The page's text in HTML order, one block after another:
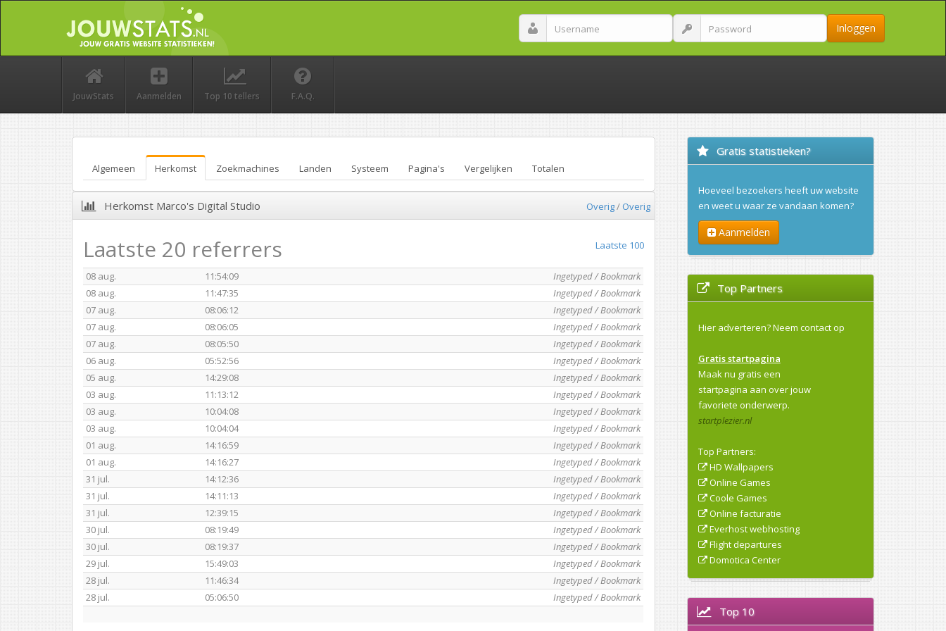
Inloggen
JouwStats Aanmelden Top 10 tellers F.A.Q.
Algemeen Herkomst Zoekmachines Landen Systeem Pagina's Vergelijken Totalen
Herkomst Marco's Digital Studio Overig/Overig
Laatste 100
Laatste 20 referrers
08 aug. 11:54:09
Ingetyped / Bookmark
08 aug.
11:47:35
Ingetyped / Bookmark
07 aug.
08:06:12
Ingetyped / Bookmark
07 aug.
08:06:05
Ingetyped / Bookmark
07 aug.
08:05:50
Ingetyped / Bookmark
06 aug.
05:52:56
Ingetyped / Bookmark
05 aug.
14:29:08
Ingetyped / Bookmark
03 aug.
11:13:12
Ingetyped / Bookmark
03 aug.
10:04:08
Ingetyped / Bookmark
03 aug.
10:04:04
Ingetyped / Bookmark
01 aug.
14:16:59
Ingetyped / Bookmark
01 aug.
14:16:27
Ingetyped / Bookmark
31 jul.
14:12:36
Ingetyped / Bookmark
31 jul.
14:11:13
Ingetyped / Bookmark
31 jul.
12:39:15
Ingetyped / Bookmark
30 jul.
08:19:49
Ingetyped / Bookmark
30 jul.
08:19:37
Ingetyped / Bookmark
29 jul.
15:49:03
Ingetyped / Bookmark
28 jul.
11:46:34
Ingetyped / Bookmark
28 jul.
05:06:50 Ingetyped / Bookmark
Gratis statistieken?
Hoeveel bezoekers heeft uw website
en weet u waar ze vandaan komen?
Aanmelden
Top Partners
Hier adverteren?Neem contact op
Gratis startpagina
Maak nu gratis een
startpagina aan over jouw
favoriete onderwerp.
startplezier.nl
Top Partners:
HD Wallpapers
Online Games
Coole Games
Online facturatie
Everhost webhosting
Flight departures
Domotica Center
Top 10